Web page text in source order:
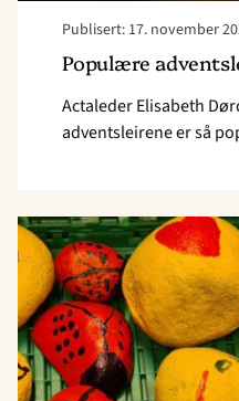
Publisert: 17. november
Populære
Actaleder Elisabeth
adventsleirene er så